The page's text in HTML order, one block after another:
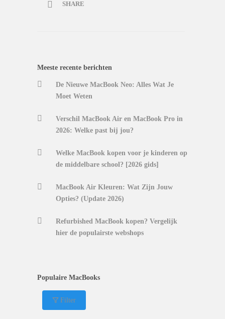
SHARE
Meeste recente berichten
De Nieuwe MacBook Neo: Alles Wat Je
Moet Weten
Verschil MacBook Air en MacBook Pro in
2026: Welke past bij jou?
Welke MacBook kopen voor je kinderen op
de middelbare school? [2026 gids]
MacBook Air Kleuren: Wat Zijn Jouw
Opties? (Update 2026)
Refurbished MacBook kopen? Vergelijk
hier de populairste webshops
Populaire MacBooks
Filter